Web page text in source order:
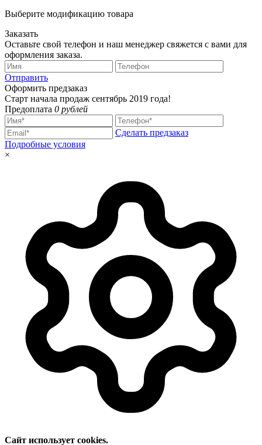
Выберите модификацию товара
Заказать
Оставьте свой телефон и наш менеджер свяжется с вами для
оформления заказа.
Отправить
Оформить предзаказ
Старт начала продаж сентябрь 2019 года!
Предоплата 0 рублей
Сделать предзаказ
Подробные условия
×
Сайт использует cookies.